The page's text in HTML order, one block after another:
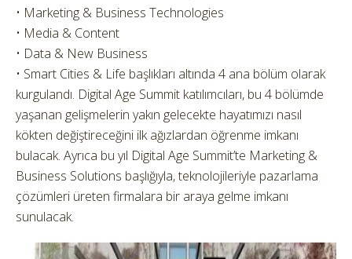
• Marketing & Business Technologies
• Media & Content
• Data & New Business
• Smart Cities & Life başlıkları altında 4 ana bölüm olarak
kurgulandı. Digital Age Summit katılımcıları, bu 4 bölümde
yaşanan gelişmelerin yakın gelecekte hayatımızı nasıl
kökten değiştireceğini ilk ağızlardan öğrenme imkanı
bulacak. Ayrıca bu yıl Digital Age Summit’te Marketing &
Business Solutions başlığıyla, teknolojileriyle pazarlama
çözümleri üreten firmalara bir araya gelme imkanı
sunulacak.